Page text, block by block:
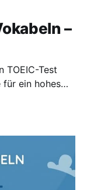
–
TOEIC-Test
für ein hohes